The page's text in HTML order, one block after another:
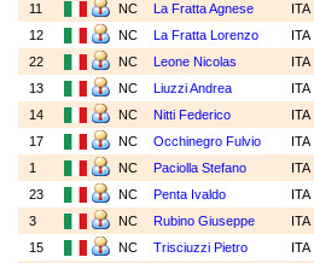
11
NC La Fratta Agnese
ITA
12
NC La Fratta Lorenzo
ITA
22
NC Leone Nicolas
ITA
13
NC Liuzzi Andrea
ITA
14
NC Nitti Federico
ITA
17
NC Occhinegro Fulvio
ITA
1
NC Paciolla Stefano
ITA
23
NC Penta Ivaldo
ITA
3
NC Rubino Giuseppe
ITA
15
NC Trisciuzzi Pietro
ITA